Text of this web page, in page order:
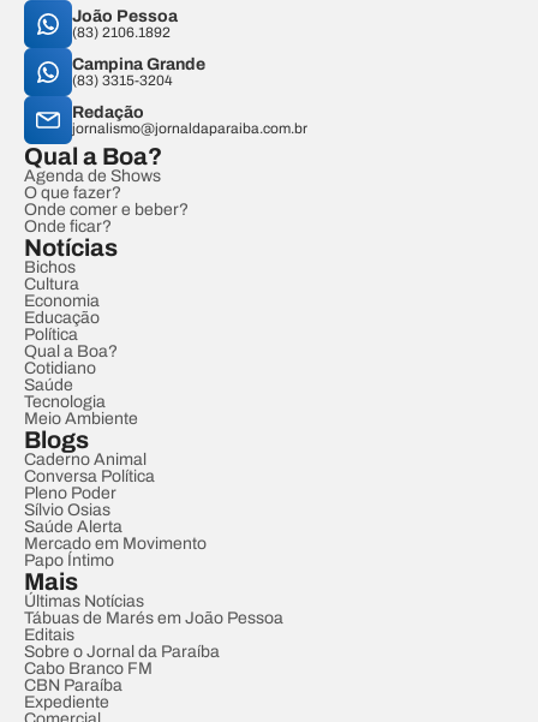
João Pessoa
(83) 2106.1892
Campina Grande
(83) 3315-3204
Redação
jornalismo@jornaldaparaiba.com.br
Qual a Boa?
Agenda de Shows
O que fazer?
Onde comer e beber?
Onde ficar?
Notícias
Bichos
Cultura
Economia
Educação
Política
Qual a Boa?
Cotidiano
Saúde
Tecnologia
Meio Ambiente
Blogs
Caderno Animal
Conversa Política
Pleno Poder
Sílvio Osias
Saúde Alerta
Mercado em Movimento
Papo Íntimo
Mais
Últimas Notícias
Tábuas de Marés em João Pessoa
Editais
Sobre o Jornal da Paraíba
Cabo Branco FM
CBN Paraíba
Expediente